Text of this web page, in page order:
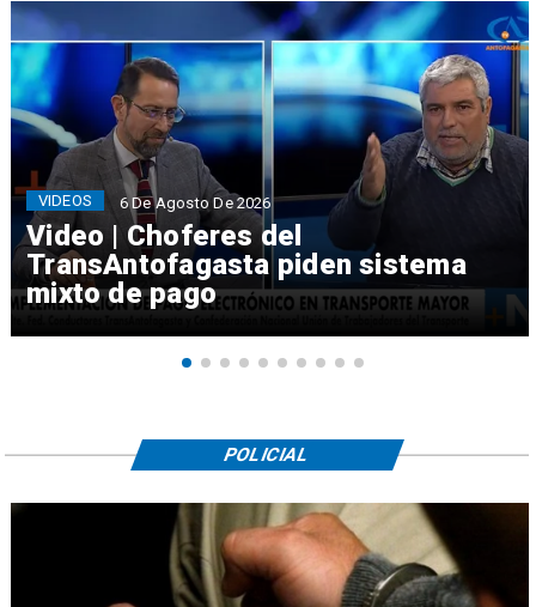
Video | Choferes del
TransAntofagasta piden sistema
mixto de pago
VIDEOS 6 De Agosto De 2026
POLICIAL